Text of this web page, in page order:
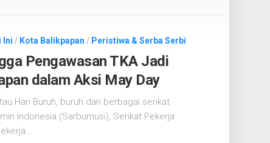
Ini / Kota Balikpapan / Peristiwa & Serba Serbi
Pengawasan TKA Jadi
dalam Aksi May Day
Hari Buruh, buruh dari berbagai serikat
Indonesia (Sarbumusi), Serikat Pekerja